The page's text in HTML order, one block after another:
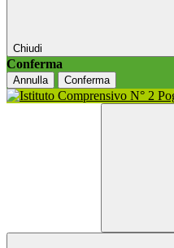
Chiudi
Conferma
Annulla Conferma